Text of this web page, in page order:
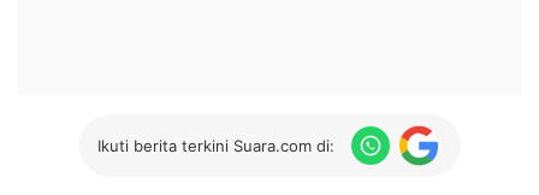
Ikuti berita terkini Suara.com di: